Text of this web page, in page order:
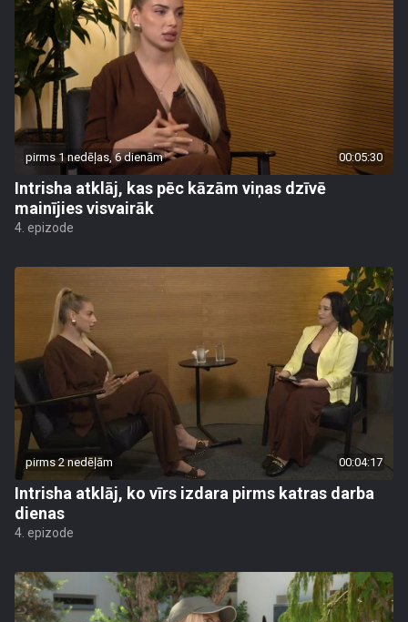
pirms 1 nedēļas, 6 dienām 00:05:30
Intrisha atklāj, kas pēc kāzām viņas dzīvē
mainījies visvairāk
4. epizode
pirms 2 nedēļām 00:04:17
Intrisha atklāj, ko vīrs izdara pirms katras darba
dienas
4. epizode